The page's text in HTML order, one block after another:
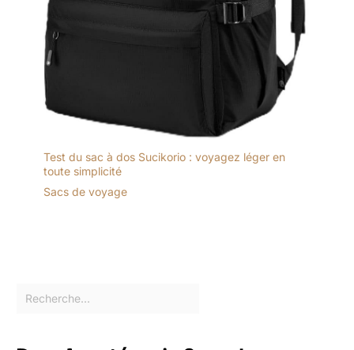
Test du sac à dos Sucikorio : voyagez léger en
toute simplicité
Sacs de voyage